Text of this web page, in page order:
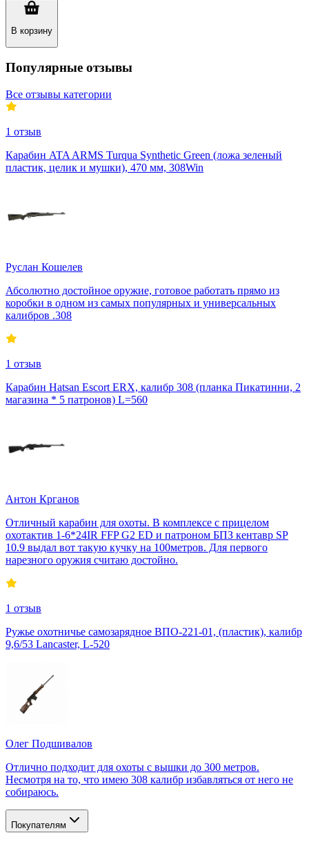
В корзину
Популярные отзывы
Все отзывы категории
1 отзыв
Карабин ATA ARMS Turqua Synthetic Green (ложа зеленый
пластик, целик и мушки), 470 мм, 308Win
Руслан Кошелев
Абсолютно достойное оружие, готовое работать прямо из
коробки в одном из самых популярных и универсальных
калибров .308
1 отзыв
Карабин Hatsan Escort ERX, калибр 308 (планка Пикатинни, 2
магазина * 5 патронов) L=560
Антон Крганов
Отличный карабин для охоты. В комплексе с прицелом
охотактив 1-6*24IR FFP G2 ED и патроном БПЗ кентавр SP
10.9 выдал вот такую кучку на 100метров. Для первого
нарезного оружия считаю достойно.
1 отзыв
Ружье охотничье самозарядное ВПО-221-01, (пластик), калибр
9,6/53 Lancaster, L-520
Олег Подшивалов
Отлично подходит для охоты с вышки до 300 метров.
Несмотря на то, что имею 308 калибр избавляться от него не
собираюсь.
Покупателям